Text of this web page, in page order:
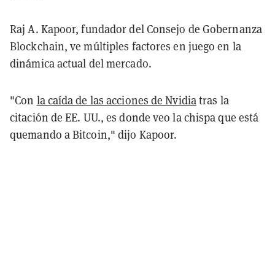
Raj A. Kapoor, fundador del Consejo de Gobernanza
Blockchain, ve múltiples factores en juego en la
dinámica actual del mercado.
"Con la caída de las acciones de Nvidiatras la
citación de EE. UU., es donde veo la chispa que está
quemando a Bitcoin," dijo Kapoor.